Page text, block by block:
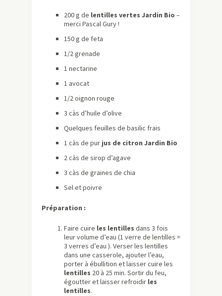
200 g de lentilles vertes Jardin Bio –
merci Pascal Gury !
150 g de feta
1/2 grenade
1 nectarine
1 avocat
1/2 oignon rouge
3 càs d’huile d’olive
Quelques feuilles de basilic frais
1 càs de pur jus de citron Jardin Bio
2 càs de sirop d’agave
3 càs de graines de chia
Sel et poivre
Préparation :
Faire cuire les lentilles dans 3 fois
leur volume d’eau (1 verre de lentilles =
3 verres d’eau ). Verser les lentilles
dans une casserole, ajouter l’eau,
porter à ébullition et laisser cuire les
lentilles 20 à 25 min. Sortir du feu,
égoutter et laisser refroidir les
lentilles.